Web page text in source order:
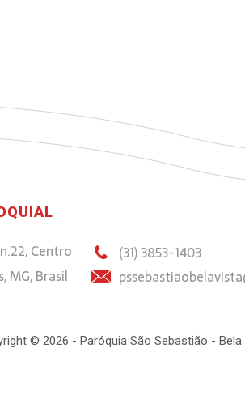
Centro
MG, Brasil
(31) 3853-1403
© 2026 - Paróquia São Sebastião -